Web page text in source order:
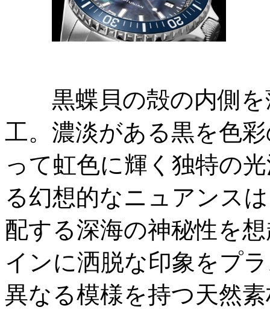
黒蝶貝の殻の内側を
工。濃淡がある黒を色
って虹色に輝く独特の
る幻想的なニュアンス
配する深海の神秘性を
インに洒脱な印象をプ
異なる模様を持つ天然